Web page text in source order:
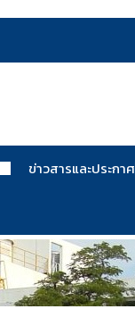
ข่าวสารและประกาศ